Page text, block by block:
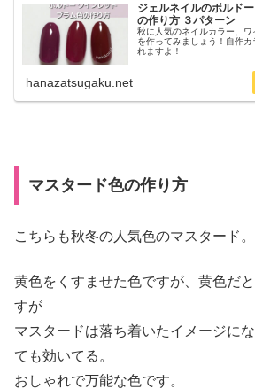
ジェルネイルのボルド
の作り方 ３パターン
秋に人気のネイルカラー、
を作ってみましょう！自作
れますよ！
hanazatsugaku.net
マスタード色の作り方
こちらも秋冬の人気色のマスタード。
黄色をくすませた色ですが、黄色だ
すが
マスタードは落ち着いたイメージに
ても効いてる。
おしゃれで万能な色です。